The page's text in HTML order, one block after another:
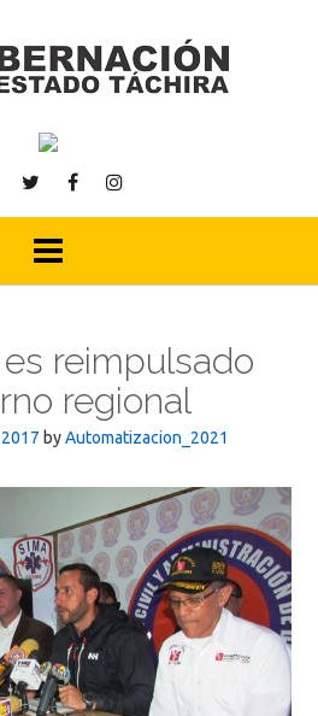
reimpulsado
regional
byAutomatizacion_2021